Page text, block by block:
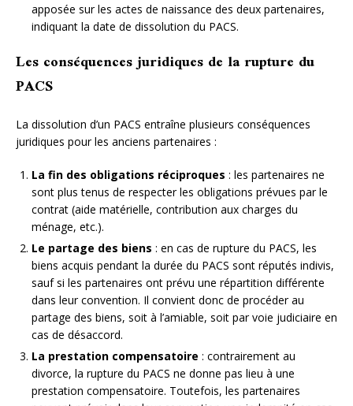
apposée sur les actes de naissance des deux partenaires,
indiquant la date de dissolution du PACS.
Les conséquences juridiques de la rupture du
PACS
La dissolution d’un PACS entraîne plusieurs conséquences
juridiques pour les anciens partenaires :
La fin des obligations réciproques : les partenaires ne
sont plus tenus de respecter les obligations prévues par le
contrat (aide matérielle, contribution aux charges du
ménage, etc.).
Le partage des biens : en cas de rupture du PACS, les
biens acquis pendant la durée du PACS sont réputés indivis,
sauf si les partenaires ont prévu une répartition différente
dans leur convention. Il convient donc de procéder au
partage des biens, soit à l’amiable, soit par voie judiciaire en
cas de désaccord.
La prestation compensatoire : contrairement au
divorce, la rupture du PACS ne donne pas lieu à une
prestation compensatoire. Toutefois, les partenaires